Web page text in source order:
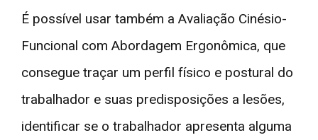
É possível usar também a Avaliação Cinésio-
Funcional com Abordagem Ergonômica, que
consegue traçar um perfil físico e postural do
trabalhador e suas predisposições a lesões,
identificar se o trabalhador apresenta alguma